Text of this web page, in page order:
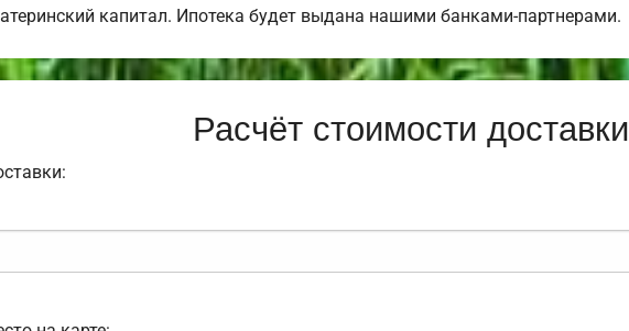
капитал. Ипотека будет выдана нашими банками-партнерами.
Расчёт стоимости доставки